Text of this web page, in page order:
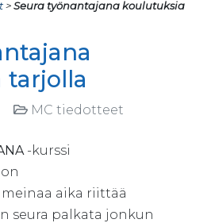
>Seura työnantajana koulutuksia
tarjolla
MC tiedotteet
-kurssi
aika riittää
seura palkata jonkun